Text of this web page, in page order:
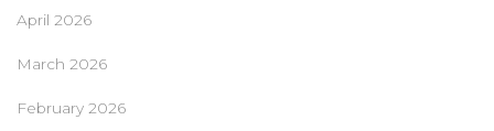
April 2026
March 2026
February 2026